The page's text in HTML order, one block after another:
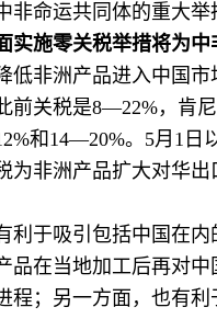
非命运共同体的重大举
施零关税举措将为
非洲产品进入中国市
前关税是8—22%，肯
和14—20%。5月1
为非洲产品扩大对华
于吸引包括中国在内
品在当地加工后再对
程；另一方面，也有